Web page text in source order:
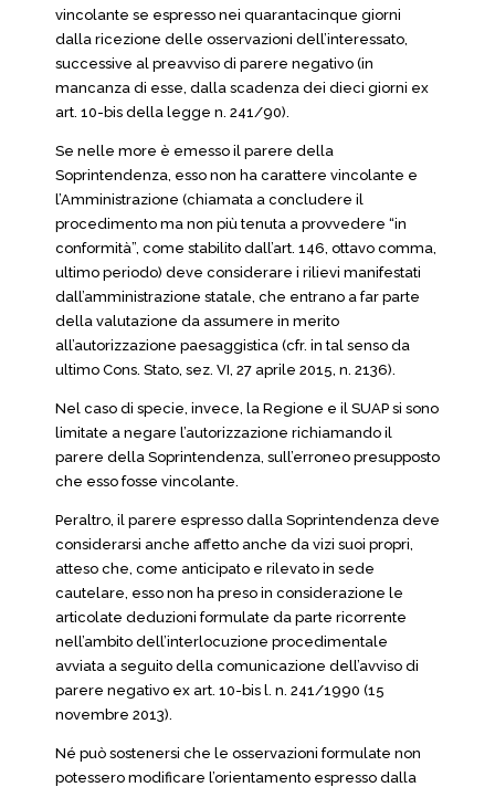
vincolante se espresso nei quarantacinque giorni
dalla ricezione delle osservazioni dell’interessato,
successive al preavviso di parere negativo (in
mancanza di esse, dalla scadenza dei dieci giorni ex
art. 10-bis della legge n. 241/90).
Se nelle more è emesso il parere della
Soprintendenza, esso non ha carattere vincolante e
l’Amministrazione (chiamata a concludere il
procedimento ma non più tenuta a provvedere “in
conformità”, come stabilito dall’art. 146, ottavo comma,
ultimo periodo) deve considerare i rilievi manifestati
dall’amministrazione statale, che entrano a far parte
della valutazione da assumere in merito
all’autorizzazione paesaggistica (cfr. in tal senso da
ultimo Cons. Stato, sez. VI, 27 aprile 2015, n. 2136).
Nel caso di specie, invece, la Regione e il SUAP si sono
limitate a negare l’autorizzazione richiamando il
parere della Soprintendenza, sull’erroneo presupposto
che esso fosse vincolante.
Peraltro, il parere espresso dalla Soprintendenza deve
considerarsi anche affetto anche da vizi suoi propri,
atteso che, come anticipato e rilevato in sede
cautelare, esso non ha preso in considerazione le
articolate deduzioni formulate da parte ricorrente
nell’ambito dell’interlocuzione procedimentale
avviata a seguito della comunicazione dell’avviso di
parere negativo ex art. 10-bis l. n. 241/1990 (15
novembre 2013).
Né può sostenersi che le osservazioni formulate non
potessero modificare l’orientamento espresso dalla